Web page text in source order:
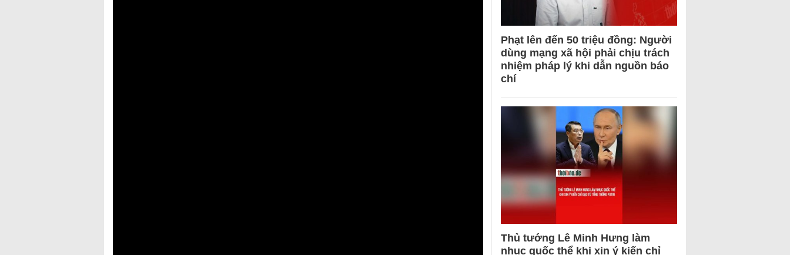
Phạt lên đến 50 triệu đồng: Người
dùng mạng xã hội phải chịu trách
nhiệm pháp lý khi dẫn nguồn báo
chí
Thủ tướng Lê Minh Hưng làm
nhục quốc thể khi xin ý kiến chỉ